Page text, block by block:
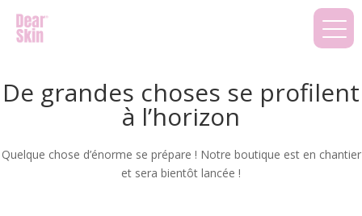
De grandes choses se profilent
à l’horizon
Quelque chose d’énorme se prépare ! Notre boutique est en chantier
et sera bientôt lancée !